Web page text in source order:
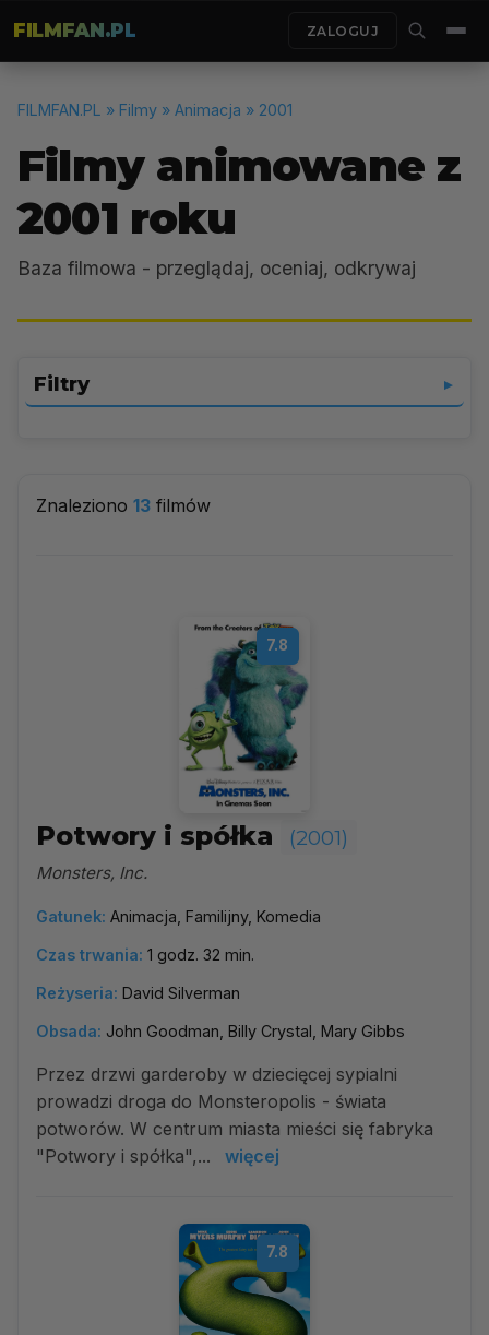
FILMFAN.PL ZALOGUJ
FILMFAN.PL » Filmy » Animacja » 2001
Filmy animowane z
2001 roku
Baza filmowa - przeglądaj, oceniaj, odkrywaj
Filtry ▼
Znaleziono 13 filmów
7.8
Potwory i spółka (2001)
Monsters, Inc.
Gatunek: Animacja, Familijny, Komedia
Czas trwania: 1 godz. 32 min.
Reżyseria: David Silverman
Obsada: John Goodman, Billy Crystal, Mary Gibbs
Przez drzwi garderoby w dziecięcej sypialni
prowadzi droga do Monsteropolis - świata
potworów. W centrum miasta mieści się fabryka
"Potwory i spółka",...
więcej
7.8